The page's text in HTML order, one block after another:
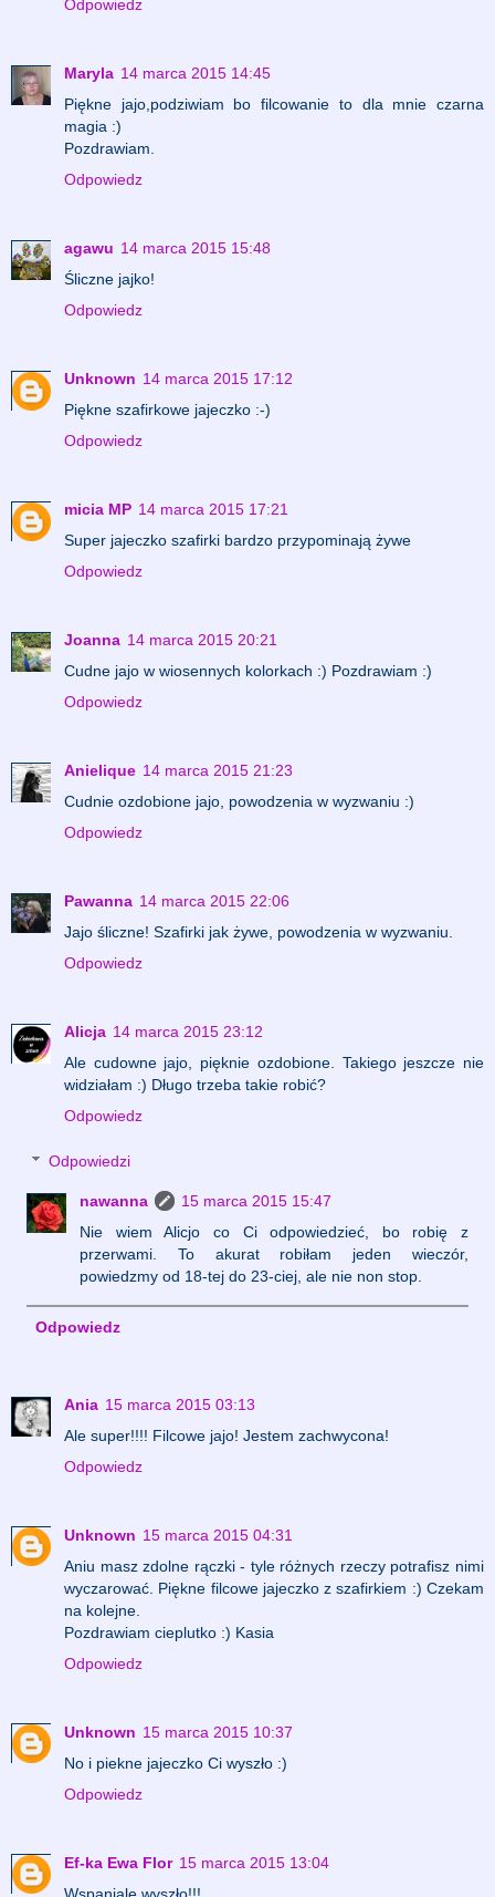
Odpowiedz
Maryla 14 marca 2015 14:45
Piękne jajo,podziwiam bo filcowanie to dla mnie czarna
magia :)
Pozdrawiam.
Odpowiedz
agawu 14 marca 2015 15:48
Śliczne jajko!
Odpowiedz
Unknown 14 marca 2015 17:12
Piękne szafirkowe jajeczko :-)
Odpowiedz
micia MP 14 marca 2015 17:21
Super jajeczko szafirki bardzo przypominają żywe
Odpowiedz
Joanna 14 marca 2015 20:21
Cudne jajo w wiosennych kolorkach :) Pozdrawiam :)
Odpowiedz
Anielique 14 marca 2015 21:23
Cudnie ozdobione jajo, powodzenia w wyzwaniu :)
Odpowiedz
Pawanna 14 marca 2015 22:06
Jajo śliczne! Szafirki jak żywe, powodzenia w wyzwaniu.
Odpowiedz
Alicja 14 marca 2015 23:12
Ale cudowne jajo, pięknie ozdobione. Takiego jeszcze nie
widziałam :) Długo trzeba takie robić?
Odpowiedz
Odpowiedzi
nawanna
15 marca 2015 15:47
Nie wiem Alicjo co Ci odpowiedzieć, bo robię z
przerwami. To akurat robiłam jeden wieczór,
powiedzmy od 18-tej do 23-ciej, ale nie non stop.
Odpowiedz
Ania 15 marca 2015 03:13
Ale super!!!! Filcowe jajo! Jestem zachwycona!
Odpowiedz
Unknown 15 marca 2015 04:31
Aniu masz zdolne rączki - tyle różnych rzeczy potrafisz nimi
wyczarować. Piękne filcowe jajeczko z szafirkiem :) Czekam
na kolejne.
Pozdrawiam cieplutko :) Kasia
Odpowiedz
Unknown 15 marca 2015 10:37
No i piekne jajeczko Ci wyszło :)
Odpowiedz
Ef-ka Ewa Flor 15 marca 2015 13:04
Wspaniale wyszło!!!